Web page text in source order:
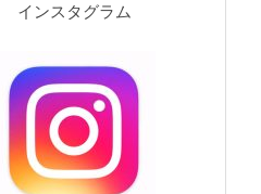
インスタグラム